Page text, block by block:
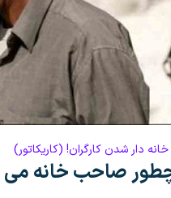
دار شدن کارگران! (کاریکاتور)
چطور صاحب خانه